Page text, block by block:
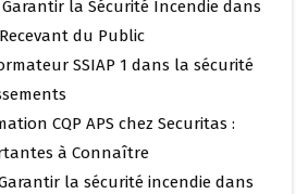
Garantir la Sécurité Incendie dans
du Public
SSIAP 1 dans la sécurité
CQP APS chez Securitas :
à Connaître
la sécurité incendie dans